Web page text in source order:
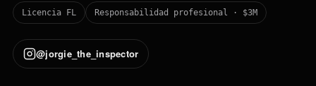
Licencia FL Responsabilidad profesional · $3M
@jorgie_the_inspector